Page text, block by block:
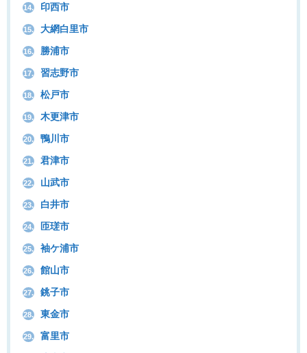
14. 印西市
15. 大網白里市
16. 勝浦市
17. 習志野市
18. 松戸市
19. 木更津市
20. 鴨川市
21. 君津市
22. 山武市
23. 白井市
24. 匝瑳市
25. 袖ケ浦市
26. 館山市
27. 銚子市
28. 東金市
29. 富里市